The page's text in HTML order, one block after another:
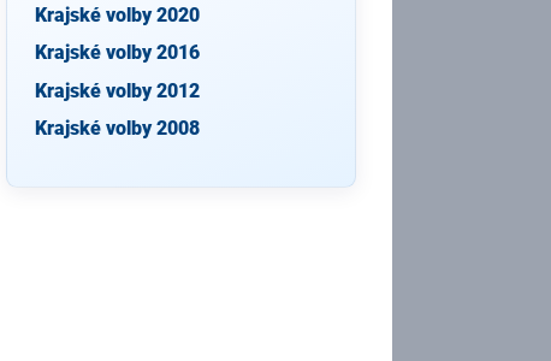
Krajské volby 2020
Krajské volby 2016
Krajské volby 2012
Krajské volby 2008